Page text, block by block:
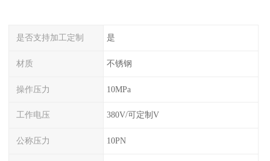
是否支持加工定制 是
材质 不锈钢
操作压力 10MPa
工作电压 380V/可定制V
公称压力 10PN